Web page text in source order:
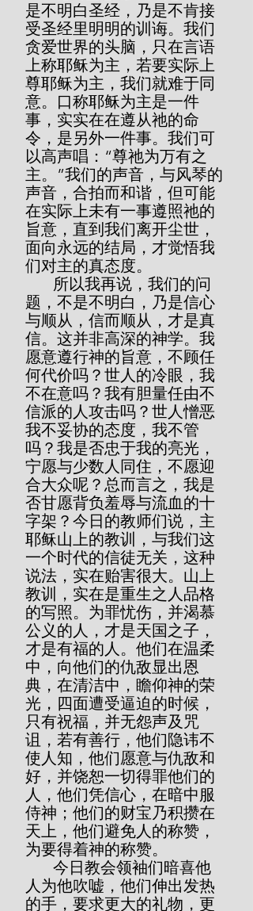
是不明白圣经，乃是不肯接
受圣经里明明的训诲。我们
贪爱世界的头脑，只在言语
上称耶稣为主，若要实际上
尊耶稣为主，我们就难于同
意。口称耶稣为主是一件
事，实实在在遵从祂的命
令，是另外一件事。我们可
以高声唱：“尊祂为万有之
主。”我们的声音，与风琴的
声音，合拍而和谐，但可能
在实际上未有一事遵照祂的
旨意，直到我们离开尘世，
面向永远的结局，才觉悟我
们对主的真态度。
题，不是不明白，乃是信心
与顺从，信而顺从，才是真
信。这并非高深的神学。我
愿意遵行神的旨意，不顾任
何代价吗？世人的冷眼，我
不在意吗？我有胆量任由不
信派的人攻击吗？世人憎恶
我不妥协的态度，我不管
吗？我是否忠于我的亮光，
宁愿与少数人同住，不愿迎
合大众呢？总而言之，我是
否甘愿背负羞辱与流血的十
字架？今日的教师们说，主
耶稣山上的教训，与我们这
一个时代的信徒无关，这种
说法，实在贻害很大。山上
教训，实在是重生之人品格
的写照。为罪忧伤，并渴慕
公义的人，才是天国之子，
才是有福的人。他们在温柔
中，向他们的仇敌显出恩
典，在清洁中，瞻仰神的荣
光，四面遭受逼迫的时候，
只有祝福，并无怨声及咒
诅，若有善行，他们隐讳不
使人知，他们愿意与仇敌和
好，并饶恕一切得罪他们的
人，他们凭信心，在暗中服
侍神；他们的财宝乃积攒在
天上，他们避免人的称赞，
为要得着神的称赞。
人为他吹嘘，他们伸出发热
的手，要求更大的礼物，更